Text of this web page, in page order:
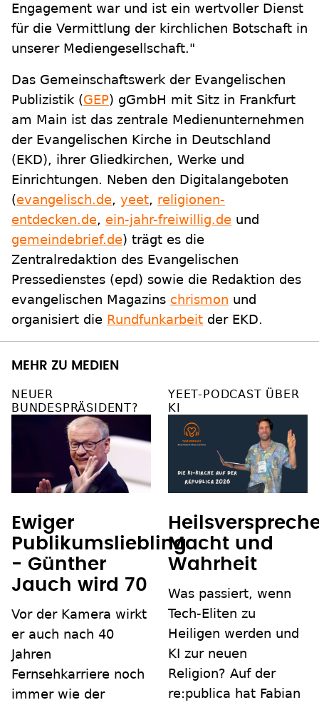
Engagement war und ist ein wertvoller Dienst
für die Vermittlung der kirchlichen Botschaft in
unserer Mediengesellschaft."
Das Gemeinschaftswerk der Evangelischen
Publizistik (GEP) gGmbH mit Sitz in Frankfurt
am Main ist das zentrale Medienunternehmen
der Evangelischen Kirche in Deutschland
(EKD), ihrer Gliedkirchen, Werke und
Einrichtungen. Neben den Digitalangeboten
(evangelisch.de, yeet, religionen-
entdecken.de, ein-jahr-freiwillig.de und
gemeindebrief.de) trägt es die
Zentralredaktion des Evangelischen
Pressedienstes (epd) sowie die Redaktion des
evangelischen Magazins chrismon und
organisiert die Rundfunkarbeit der EKD.
MEHR ZU MEDIEN
NEUER
BUNDESPRÄSIDENT?
Ewiger
Publikumsliebling
- Günther
Jauch wird 70
Vor der Kamera wirkt
er auch nach 40
Jahren
Fernsehkarriere noch
immer wie der
YEET-PODCAST ÜBER
KI
Macht und
Wahrheit
Was passiert, wenn
Tech-Eliten zu
Heiligen werden und
KI zur neuen
Religion? Auf der
re:publica hat Fabian